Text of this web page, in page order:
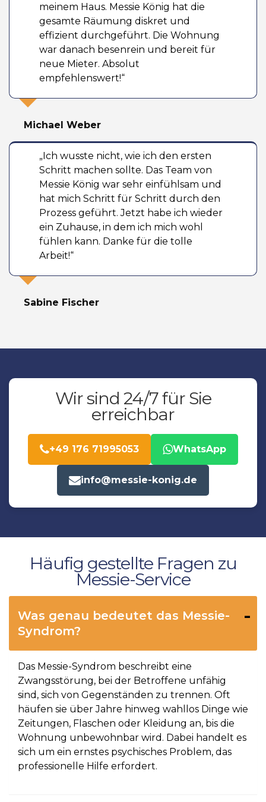
meinem Haus. Messie König hat die
gesamte Räumung diskret und
effizient durchgeführt. Die Wohnung
war danach besenrein und bereit für
neue Mieter. Absolut
empfehlenswert!“
Michael Weber
„Ich wusste nicht, wie ich den ersten
Schritt machen sollte. Das Team von
Messie König war sehr einfühlsam und
hat mich Schritt für Schritt durch den
Prozess geführt. Jetzt habe ich wieder
ein Zuhause, in dem ich mich wohl
fühlen kann. Danke für die tolle
Arbeit!“
Sabine Fischer
Wir sind 24/7 für Sie
erreichbar
+49 176 71995053 WhatsApp
info@messie-konig.de
Häufig gestellte Fragen zu
Messie-Service
Was genau bedeutet das Messie-
Syndrom?
Das Messie-Syndrom beschreibt eine
Zwangsstörung, bei der Betroffene unfähig
sind, sich von Gegenständen zu trennen. Oft
häufen sie über Jahre hinweg wahllos Dinge wie
Zeitungen, Flaschen oder Kleidung an, bis die
Wohnung unbewohnbar wird. Dabei handelt es
sich um ein ernstes psychisches Problem, das
professionelle Hilfe erfordert.